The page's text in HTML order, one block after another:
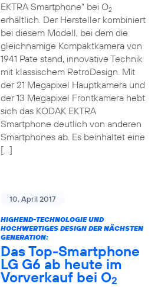
EKTRA Smartphone“ bei O2
erhältlich. Der Hersteller kombiniert
bei diesem Modell, bei dem die
gleichnamige Kompaktkamera von
1941 Pate stand, innovative Technik
mit klassischem RetroDesign. Mit
der 21 Megapixel Hauptkamera und
der 13 Megapixel Frontkamera hebt
sich das KODAK EKTRA
Smartphone deutlich von anderen
Smartphones ab. Es beinhaltet eine
[…]
10. April 2017
HIGHEND-TECHNOLOGIE UND
HOCHWERTIGES DESIGN DER NÄCHSTEN
GENERATION:
Das Top-Smartphone
LG G6 ab heute im
Vorverkauf bei O2